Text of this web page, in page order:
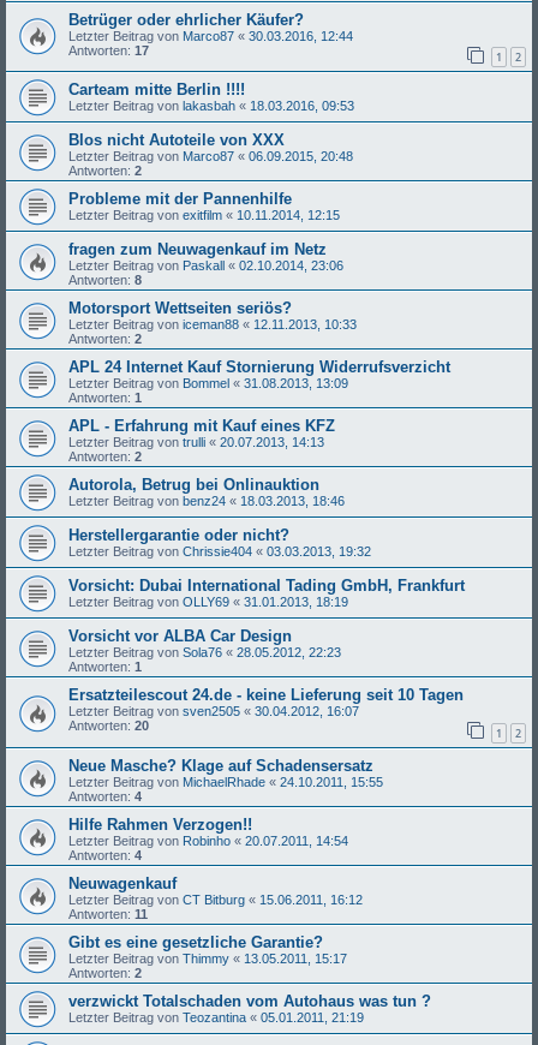
Betrüger oder ehrlicher Käufer?
Letzter Beitrag von Marco87 « 30.03.2016, 12:44
Antworten: 17 1 2
Carteam mitte Berlin !!!!
Letzter Beitrag von lakasbah « 18.03.2016, 09:53
Blos nicht Autoteile von XXX
Letzter Beitrag von Marco87 « 06.09.2015, 20:48
Antworten: 2
Probleme mit der Pannenhilfe
Letzter Beitrag von exitfilm « 10.11.2014, 12:15
fragen zum Neuwagenkauf im Netz
Letzter Beitrag von Paskall « 02.10.2014, 23:06
Antworten: 8
Motorsport Wettseiten seriös?
Letzter Beitrag von iceman88 « 12.11.2013, 10:33
Antworten: 2
APL 24 Internet Kauf Stornierung Widerrufsverzicht
Letzter Beitrag von Bommel « 31.08.2013, 13:09
Antworten: 1
APL - Erfahrung mit Kauf eines KFZ
Letzter Beitrag von trulli « 20.07.2013, 14:13
Antworten: 2
Autorola, Betrug bei Onlinauktion
Letzter Beitrag von benz24 « 18.03.2013, 18:46
Herstellergarantie oder nicht?
Letzter Beitrag von Chrissie404 « 03.03.2013, 19:32
Vorsicht: Dubai International Tading GmbH, Frankfurt
Letzter Beitrag von OLLY69 « 31.01.2013, 18:19
Vorsicht vor ALBA Car Design
Letzter Beitrag von Sola76 « 28.05.2012, 22:23
Antworten: 1
Ersatzteilescout 24.de - keine Lieferung seit 10 Tagen
Letzter Beitrag von sven2505 « 30.04.2012, 16:07
Antworten: 20 1 2
Neue Masche? Klage auf Schadensersatz
Letzter Beitrag von MichaelRhade « 24.10.2011, 15:55
Antworten: 4
Hilfe Rahmen Verzogen!!
Letzter Beitrag von Robinho « 20.07.2011, 14:54
Antworten: 4
Neuwagenkauf
Letzter Beitrag von CT Bitburg « 15.06.2011, 16:12
Antworten: 11
Gibt es eine gesetzliche Garantie?
Letzter Beitrag von Thimmy « 13.05.2011, 15:17
Antworten: 2
verzwickt Totalschaden vom Autohaus was tun ?
Letzter Beitrag von Teozantina « 05.01.2011, 21:19